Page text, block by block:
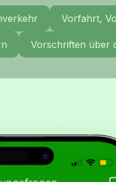
Vorfahrt,
Vorschriften über